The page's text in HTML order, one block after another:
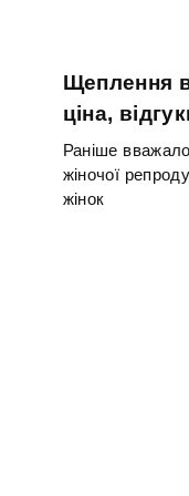
Щеплення
ціна,
Раніше
жіночої
жінок